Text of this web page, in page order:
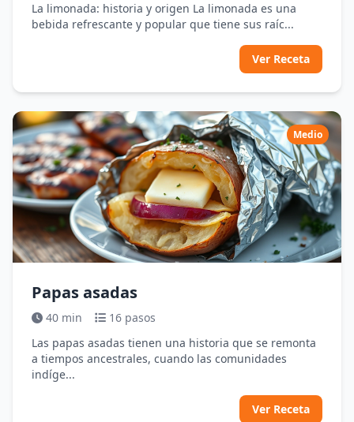
La limonada: historia y origen La limonada es una
bebida refrescante y popular que tiene sus raíc...
Ver Receta
Medio
Papas asadas
40 min
16 pasos
Las papas asadas tienen una historia que se remonta
a tiempos ancestrales, cuando las comunidades
indíge...
Ver Receta